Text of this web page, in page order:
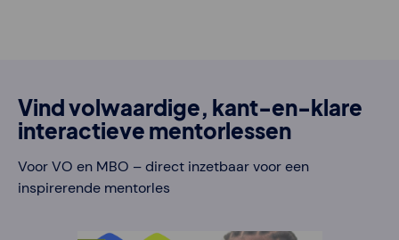
Vind volwaardige, kant-en-klare
interactieve mentorlessen
Voor VO en MBO – direct inzetbaar voor een
inspirerende mentorles